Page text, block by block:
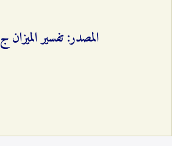
المصدر: تفسير الميزان ج۱ و ٤